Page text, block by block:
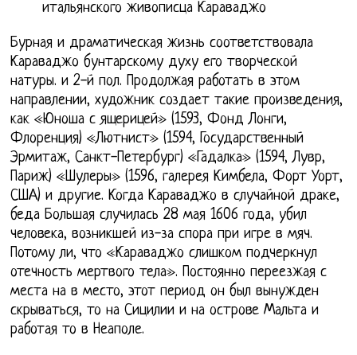
итальянского живописца Караваджо
Бурная и драматическая жизнь соответствовала
Караваджо бунтарскому духу его творческой
натуры. и 2-й пол. Продолжая работать в этом
направлении, художник создает такие произведения,
как «Юноша с ящерицей» (1593, Фонд Лонги,
Флоренция) «Лютнист» (1594, Государственный
Эрмитаж, Санкт-Петербург) «Гадалка» (1594, Лувр,
Париж) «Шулеры» (1596, галерея Кимбела, Форт Уорт,
США) и другие. Когда Караваджо в случайной драке,
беда Большая случилась 28 мая 1606 года, убил
человека, возникшей из-за спора при игре в мяч.
Потому ли, что «Караваджо слишком подчеркнул
отечность мертвого тела». Постоянно переезжая с
места на в место, этот период он был вынужден
скрываться, то на Сицилии и на острове Мальта и
работая то в Неаполе.